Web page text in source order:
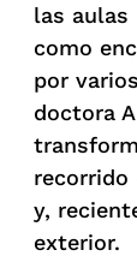
las aulas
como
por
doctora
recorrido
y,